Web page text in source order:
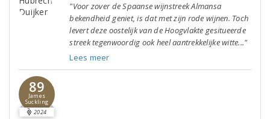
"Voor zover de Spaanse wijnstreek Almansa
bekendheid geniet, is dat met zijn rode wijnen. Toch
levert deze oostelijk van de Hoogvlakte gesitueerde
streek tegenwoordig ook heel aantrekkelijke witte..."
Lees meer
89
James
Suckling
2024